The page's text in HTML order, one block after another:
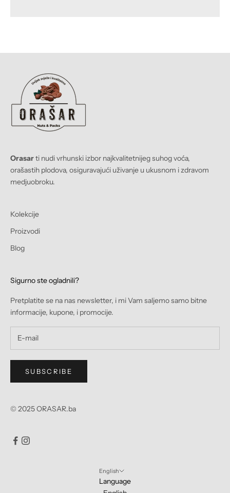
Orasarti nudi vrhunski izbor najkvalitetnijeg suhog voća,
orašastih plodova, osiguravajući uživanje u ukusnom i zdravom
medjuobroku.
Kolekcije
Proizvodi
Blog
Sigurno ste ogladnili?
Pretplatite se na nas newsletter, i mi Vam saljemo samo bitne
informacije, kupone, i promocije.
SUBSCRIBE
© 2025 ORASAR.ba
English
Language